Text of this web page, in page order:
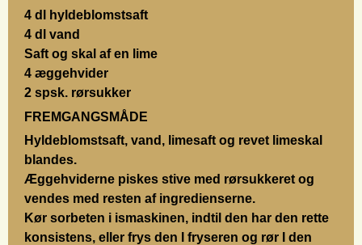
4 dl hyldeblomstsaft
4 dl vand
Saft og skal af en lime
4 æggehvider
2 spsk. rørsukker
FREMGANGSMÅDE
Hyldeblomstsaft, vand, limesaft og revet limeskal
blandes.
Æggehviderne piskes stive med rørsukkeret og
vendes med resten af ingredienserne.
Kør sorbeten i ismaskinen, indtil den har den rette
konsistens, eller frys den I fryseren og rør I den